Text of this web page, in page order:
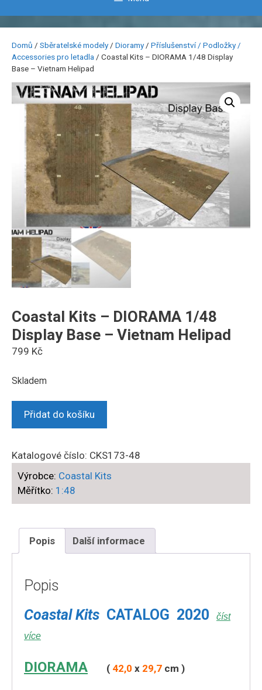
Domů / Sběratelské modely / Dioramy / Příslušenství / Podložky /
Accessories pro letadla / Coastal Kits – DIORAMA 1/48 Display
Base – Vietnam Helipad
Coastal Kits – DIORAMA 1/48
Display Base – Vietnam Helipad
799 Kč
Skladem
Coastal
DIORAMA
1/48
Display
Base
Helipad
množství
Přidat do košíku
Katalogové číslo: CKS173-48
Výrobce: Coastal Kits
Měřítko: 1:48
Popis Další informace
Popis
Coastal Kits CATALOG 2020
číst
více
DIORAMA ( 42,0 x 29,7 cm )